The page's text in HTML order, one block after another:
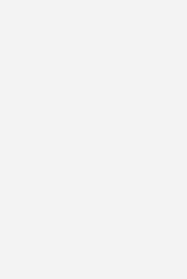
gestiegen.